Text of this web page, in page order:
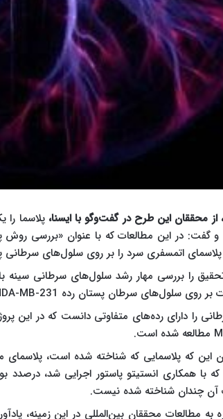
از محققان این طرح در گفت‌وگو با ایسنا، پلاسما
گفت: در این مطالعات که با عنوان «بررسی روش
پلاسمای اتمسفری سرد را بر روی سلول‌های سرطانی
را بررسی مهار رشد سلول‌های سرطانی سینه
بر روی سلول‌های سرطان پستان رده MB-231
را دارای رده‌های متفاوتی دانست که در این
مطالعه شده است.
این که پلاسمایی که شناخته شده است، پلاسمای
با همکاری انستیتو پاستور اجرایی شد، درصدد
آن چندان شناخته شده نیست.
به مطالعات محققان بین‌المللی در این زمینه،